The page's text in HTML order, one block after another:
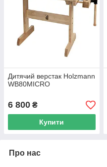
Дитячий верстак Holzmann
WB80MICRO
6 800 ₴
Купити
Про нас